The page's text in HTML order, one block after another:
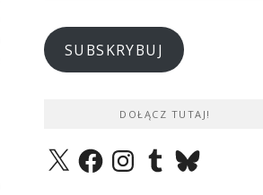
SUBSKRYBUJ
DOŁĄCZ TUTAJ!
X FacebookInstagramTumblrBluesky